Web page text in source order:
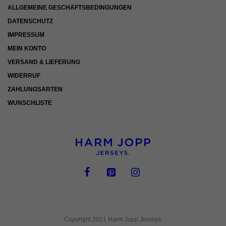
ALLGEMEINE GESCHÄFTSBEDINGUNGEN
DATENSCHUTZ
IMPRESSUM
MEIN KONTO
VERSAND & LIEFERUNG
WIDERRUF
ZAHLUNGSARTEN
WUNSCHLISTE
Copyright 2021 Harm Jopp Jerseys.
Inhalte von Videoplattformen und Social-Media-Plattformen werden
standardmäßig blockiert. Wenn Cookies von externen Medien akzeptiert
mehr.